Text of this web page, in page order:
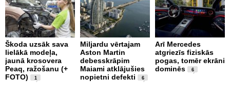
Škoda uzsāk sava
lielākā modeļa,
jaunā krosovera
Peaq, ražošanu (+
FOTO)
1
Miljardu vērtajam
Aston Martin
debesskrāpim
Maiami atklājušies
nopietni defekti
6
Arī Mercedes
atgriezīs fiziskās
pogas, tomēr ekrāni
dominēs
6